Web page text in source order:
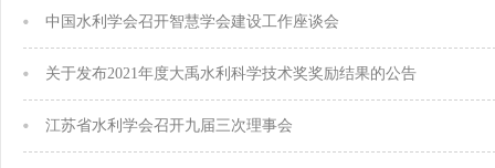
中国水利学会召开智慧学会建设工作座谈会
关于发布2021年度大禹水利科学技术奖奖励结果的公告
江苏省水利学会召开九届三次理事会